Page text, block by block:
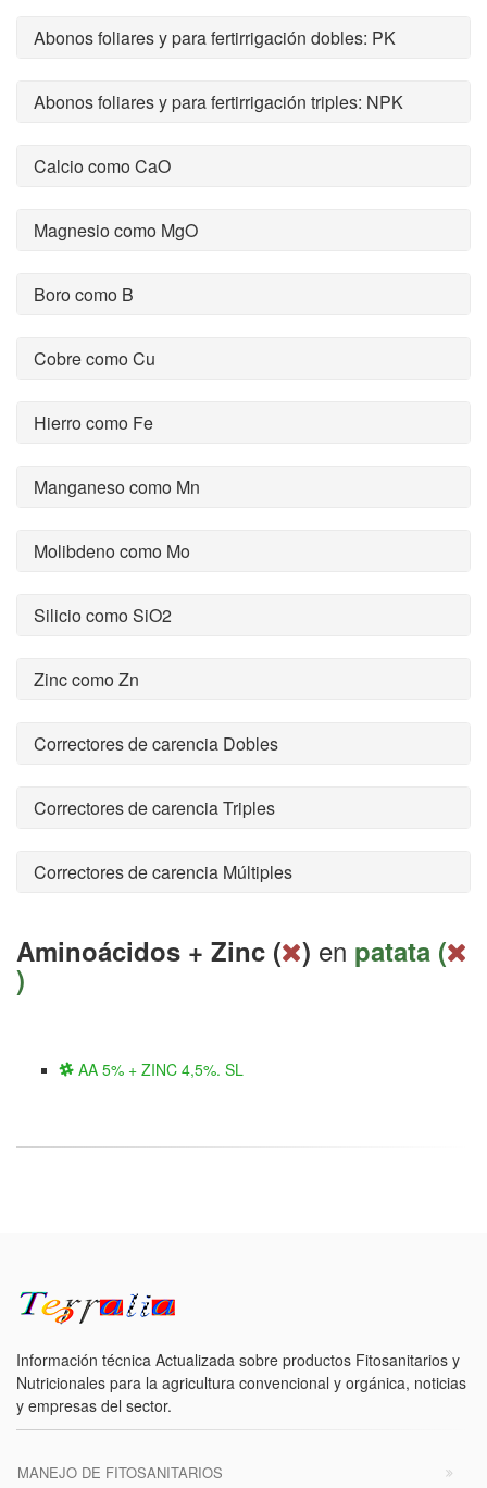
Abonos foliares y para fertirrigación dobles: PK
Abonos foliares y para fertirrigación triples: NPK
Calcio como CaO
Magnesio como MgO
Boro como B
Cobre como Cu
Hierro como Fe
Manganeso como Mn
Molibdeno como Mo
Silicio como SiO2
Zinc como Zn
Correctores de carencia Dobles
Correctores de carencia Triples
Correctores de carencia Múltiples
Aminoácidos + Zinc ( ) en patata (
)
AA 5% + ZINC 4,5%. SL
Información técnica Actualizada sobre productos Fitosanitarios y
Nutricionales para la agricultura convencional y orgánica, noticias
y empresas del sector.
MANEJO DE FITOSANITARIOS